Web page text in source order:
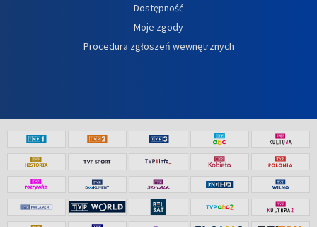
Dostępność
Moje zgody
Procedura zgłoszeń wewnętrznych